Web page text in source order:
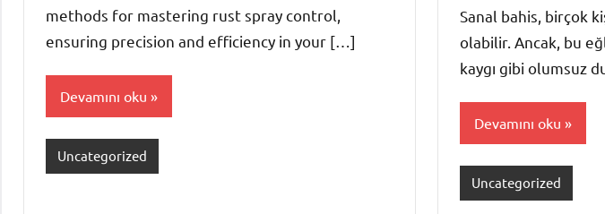
methods for mastering rust spray control,
ensuring precision and efficiency in your […]
Devamını oku
Uncategorized
Sanal bahis, birçok
olabilir. Ancak, bu
kaygı gibi olumsuz
Devamını oku
Uncategorized